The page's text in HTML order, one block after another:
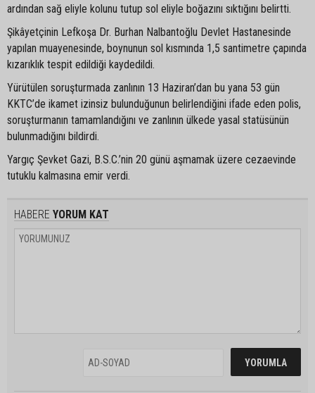
ardından sağ eliyle kolunu tutup sol eliyle boğazını sıktığını belirtti.
Şikâyetçinin Lefkoşa Dr. Burhan Nalbantoğlu Devlet Hastanesinde
yapılan muayenesinde, boynunun sol kısmında 1,5 santimetre çapında
kızarıklık tespit edildiği kaydedildi.
Yürütülen soruşturmada zanlının 13 Haziran’dan bu yana 53 gün
KKTC’de ikamet izinsiz bulunduğunun belirlendiğini ifade eden polis,
soruşturmanın tamamlandığını ve zanlının ülkede yasal statüsünün
bulunmadığını bildirdi.
Yargıç Şevket Gazi, B.S.C.’nin 20 günü aşmamak üzere cezaevinde
tutuklu kalmasına emir verdi.
HABERE YORUM KAT